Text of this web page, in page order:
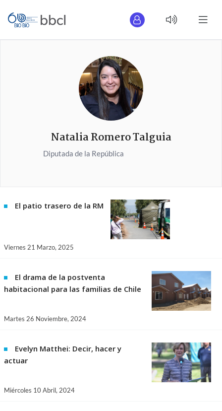
Natalia Romero Talguia
Diputada de la República
El patio trasero de la RM
Viernes 21 Marzo, 2025
El drama de la postventa
habitacional para las familias de Chile
Martes 26 Noviembre, 2024
Evelyn Matthei: Decir, hacer y
actuar
Miércoles 10 Abril, 2024